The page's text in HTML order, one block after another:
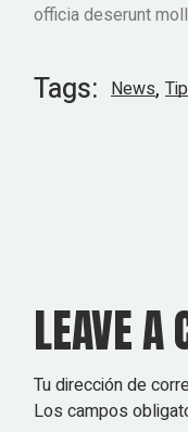
officia deserunt
Tags: News
LEAVE A
Tu dirección de
Los campos